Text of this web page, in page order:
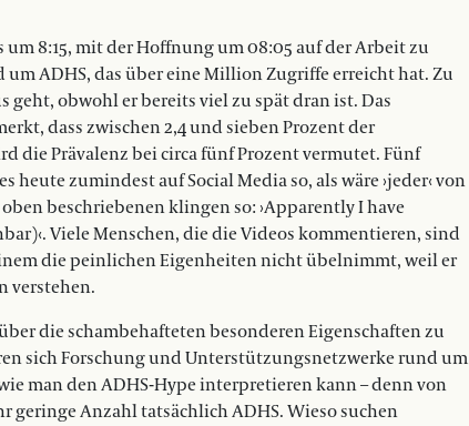
um 8:15, mit der Hoffnung um 08:05 auf der Arbeit zu
ADHS, das über eine Million Zugriffe erreicht hat. Zu
geht, obwohl er bereits viel zu spät dran ist. Das
dass zwischen 2,4 und sieben Prozent der
die Prävalenz bei circa fünf Prozent vermutet. Fünf
zumindest auf Social Media so, als wäre ›jeder‹ von
beschriebenen klingen so: ›Apparently I have
Viele Menschen, die die Videos kommentieren, sind
die peinlichen Eigenheiten nicht übelnimmt, weil er
verstehen.
die schambehafteten besonderen Eigenschaften zu
sich Forschung und Unterstützungsnetzwerke rund um
man den ADHS-Hype interpretieren kann – denn von
geringe Anzahl tatsächlich ADHS. Wieso suchen